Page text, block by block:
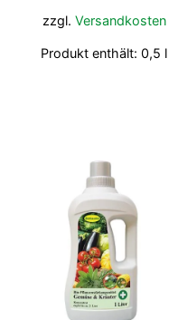
zzgl. Versandkosten
Produkt enthält: 0,5 l